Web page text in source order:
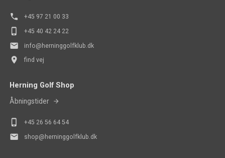
phone +45 97 21 00 33
phone_iphone +45 40 42 24 22
mail info@herninggolfklub.dk
place find vej
Herning Golf Shop
Åbningstider
phone_iphone +45 26 56 64 54
mail shop@herninggolfklub.dk